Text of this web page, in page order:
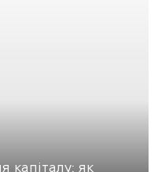
капіталу: як